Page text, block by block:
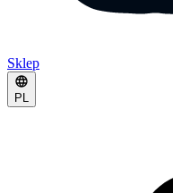
Sklep
PL